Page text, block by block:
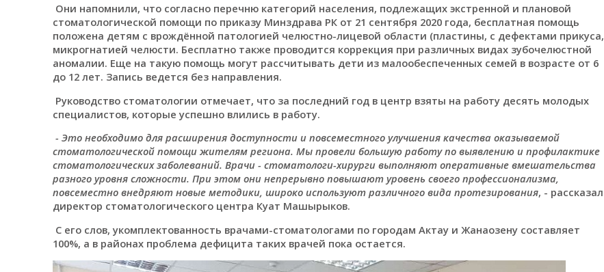
Они напомнили, что согласно перечню категорий населения, подлежащих экстренной и плановой
стоматологической помощи по приказу Минздрава РК от 21 сентября 2020 года, бесплатная помощь
положена детям с врождённой патологией челюстно-лицевой области (пластины, с дефектами прикуса,
микрогнатией челюсти. Бесплатно также проводится коррекция при различных видах зубочелюстной
аномалии. Еще на такую помощь могут рассчитывать дети из малообеспеченных семей в возрасте от 6
до 12 лет. Запись ведется без направления.
Руководство стоматологии отмечает, что за последний год в центр взяты на работу десять молодых
специалистов, которые успешно влились в работу.
- Это необходимо для расширения доступности и повсеместного улучшения качества оказываемой
стоматологической помощи жителям региона. Мы провели большую работу по выявлению и профилактике
стоматологических заболеваний. Врачи - стоматологи-хирурги выполняют оперативные вмешательства
разного уровня сложности. При этом они непрерывно повышают уровень своего профессионализма,
повсеместно внедряют новые методики, широко используют различного вида протезирования, - рассказал
директор стоматологического центра Куат Машырыков.
С его слов, укомплектованность врачами-стоматологами по городам Актау и Жанаозену составляет
100%, а в районах проблема дефицита таких врачей пока остается.